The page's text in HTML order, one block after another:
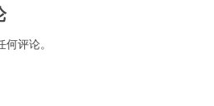
评论。